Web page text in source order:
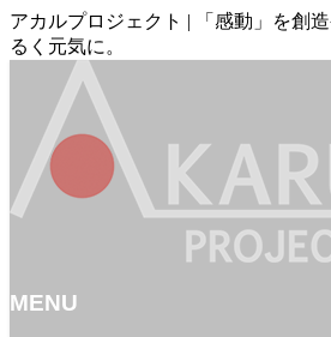
アカルプロジェクト | 「感動」を創
るく元気に。
MENU